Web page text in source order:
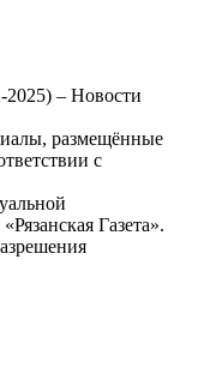
2025) – Новости
размещённые
с
Газета».